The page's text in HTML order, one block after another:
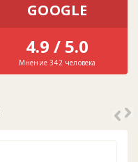
GOOGLE
4.9 / 5.0
Мнение 342 человека